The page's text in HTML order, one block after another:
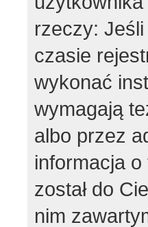
rzeczy: Jeśli
czasie
wykonać
wymagają
albo przez
informacja
został do
nim